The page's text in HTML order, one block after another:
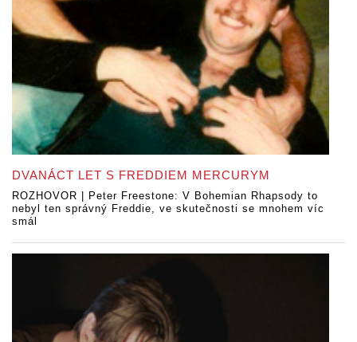
DVANÁCT LET S FREDDIEM MERCURYM
ROZHOVOR | Peter Freestone: V Bohemian Rhapsody to
nebyl ten správný Freddie, ve skutečnosti se mnohem víc
smál